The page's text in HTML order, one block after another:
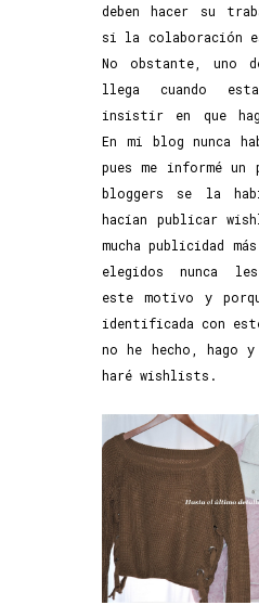
deben hacer su
si la colaboración
No obstante, uno
llega cuando
insistir en que
En mi blog nunca
pues me informé un
bloggers se la
hacían publicar
mucha publicidad
elegidos nunca
este motivo y
identificada con
no he hecho, hago
haré wishlists.